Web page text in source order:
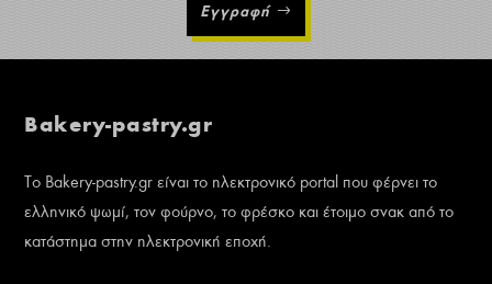
Εγγραφή
Bakery-pastry.gr
Το Bakery-pastry.gr είναι το ηλεκτρονικό portal που φέρνει το
ελληνικό ψωμί, τον φούρνο, το φρέσκο και έτοιμο σνακ από το
κατάστημα στην ηλεκτρονική εποχή.